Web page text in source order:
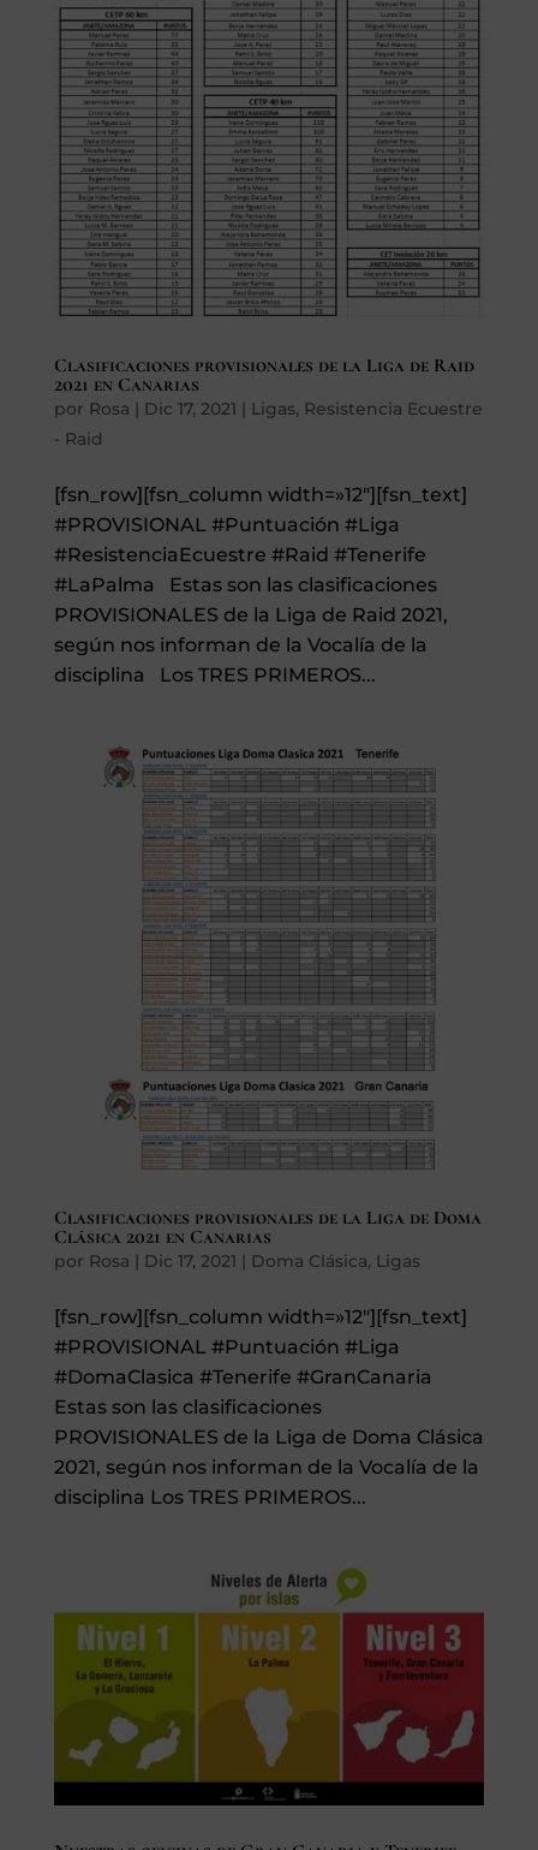
Clasificaciones provisionales de la Liga de Raid
2021 en Canarias
por Rosa | Dic 17, 2021 | Ligas, Resistencia Ecuestre
- Raid
[fsn_row][fsn_column width=»12″][fsn_text]
#PROVISIONAL #Puntuación #Liga
#ResistenciaEcuestre #Raid #Tenerife
#LaPalma Estas son las clasificaciones
PROVISIONALES de la Liga de Raid 2021,
según nos informan de la Vocalía de la
disciplina Los TRES PRIMEROS...
Clasificaciones provisionales de la Liga de Doma
Clásica 2021 en Canarias
por Rosa Dic 17, 2021 Doma Clásica, Ligas
[fsn_row][fsn_column width=»12″][fsn_text]
#PROVISIONAL #Puntuación #Liga
#DomaClasica #Tenerife #GranCanaria
Estas son las clasificaciones
PROVISIONALES de la Liga de Doma Clásica
2021, según nos informan de la Vocalía de la
disciplina Los TRES PRIMEROS...